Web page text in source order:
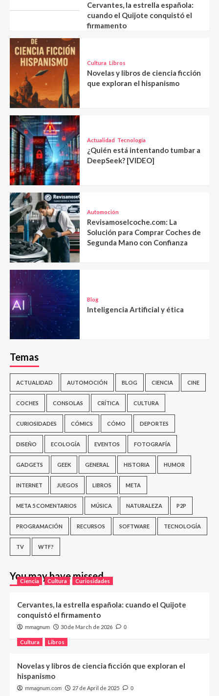
Cervantes, la estrella española:
cuando el Quijote conquistó el
firmamento
Cultura Libros
Novelas y libros de ciencia ficción
que exploran el hispanismo
Actualidad Tecnología
¿Quién está intentando tumbar a
DeepSeek? [VIDEO]
Automoción
Revisamoselcoche.com: La
Solución para Comprar Coches de
Segunda Mano con Confianza
Blog
Inteligencia Artificial y ética
Temas
ACTUALIDAD AUTOMOCIÓN BLOG CIENCIA CINE
COCHES CONSOLAS CRÍTICA CULTURA
CURIOSIDADES CÓMICS CÓMO DEPORTES
DISEÑO ECOLOGÍA EVENTOS FOTOGRAFÍA
GADGETS GEEK GENERAL HISTORIA HUMOR
INTERNET JUEGOS LIBROS META
META 5 COMENTARIOS MÚSICA NATURALEZA P2P
PROGRAMACIÓN RECURSOS SOFTWARE TECNOLOGÍA
TV WTF?
You may have missed
Ciencia Cultura Curiosidades
Cervantes, la estrella española: cuando el Quijote
conquistó el firmamento
mmagnum 30 de March de 2026 0
Cultura Libros
Novelas y libros de ciencia ficción que exploran el
hispanismo
mmagnum.com 27 de April de 2025 0